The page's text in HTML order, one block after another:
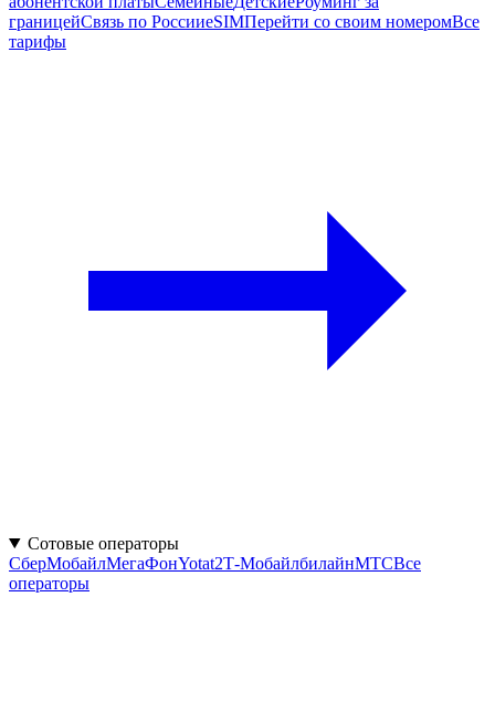
границейСвязь по РоссииeSIMПерейти со своим номеромВсе
тарифы
Сотовые операторы
СберМобайлМегаФонYotat2Т‑МобайлбилайнМТСВсе
операторы